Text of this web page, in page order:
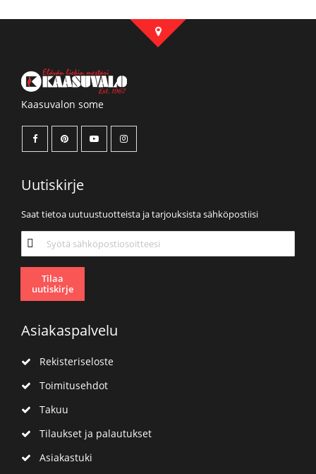
Kaasuvalon some
Uutiskirje
Saat tietoa uutuustuotteista ja tarjouksista sähköpostiisi
Tilaa
uutiskirjeemme:
Tilaa
uutiskirje
Asiakaspalvelu
Rekisteriseloste
Toimitusehdot
Takuu
Tilaukset ja palautukset
Asiakastuki